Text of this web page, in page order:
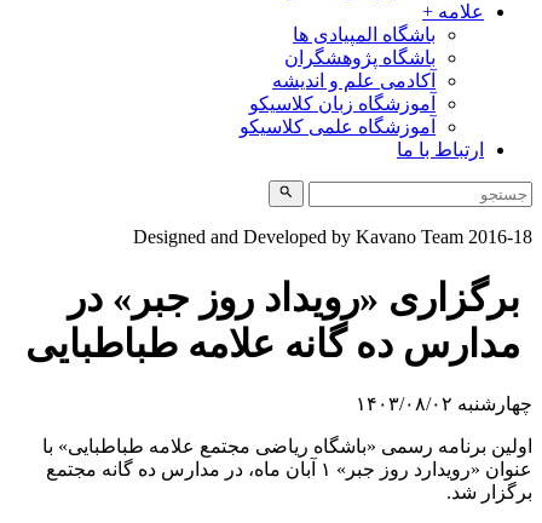
علامه +
باشگاه المپیادی ها
باشگاه پژوهشگران
آکادمی علم و اندیشه
آموزشگاه زبان کلاسیکو
آموزشگاه علمی کلاسیکو
ارتباط با ما
Designed and Developed by Kavano Team 2016-
برگزاری «رویداد روز جبر» در
مدارس ده گانه علامه طباطبایی
۱۴۰۳/۰۸/۰۲
برنامه رسمی «باشگاه ریاضی مجتمع علامه طباطبایی» با
عنوان «رویدارد روز جبر» ۱ آبان ماه، در مدارس ده گانه مجتمع
شد.